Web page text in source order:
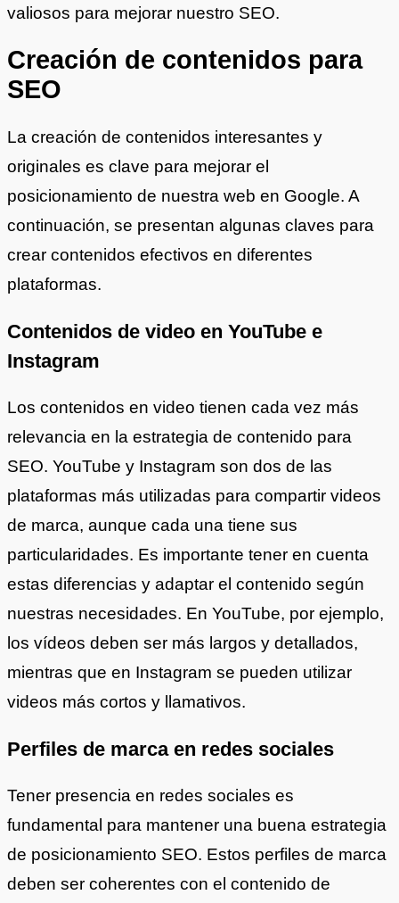
valiosos para mejorar nuestro SEO.
Creación de contenidos para
SEO
La creación de contenidos interesantes y
originales es clave para mejorar el
posicionamiento de nuestra web en Google. A
continuación, se presentan algunas claves para
crear contenidos efectivos en diferentes
plataformas.
Contenidos de video en YouTube e
Instagram
Los contenidos en video tienen cada vez más
relevancia en la estrategia de contenido para
SEO. YouTube y Instagram son dos de las
plataformas más utilizadas para compartir videos
de marca, aunque cada una tiene sus
particularidades. Es importante tener en cuenta
estas diferencias y adaptar el contenido según
nuestras necesidades. En YouTube, por ejemplo,
los vídeos deben ser más largos y detallados,
mientras que en Instagram se pueden utilizar
videos más cortos y llamativos.
Perfiles de marca en redes sociales
Tener presencia en redes sociales es
fundamental para mantener una buena estrategia
de posicionamiento SEO. Estos perfiles de marca
deben ser coherentes con el contenido de